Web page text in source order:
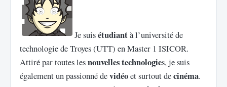
Je suisétudiantà l’université de
technologie de Troyes (UTT) en Master 1 ISICOR.
Attiré par toutes lesnouvelles technologies, je suis
également un passionné devidéoet surtout decinéma.